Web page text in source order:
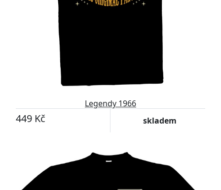
Legendy 1966
449 Kč skladem